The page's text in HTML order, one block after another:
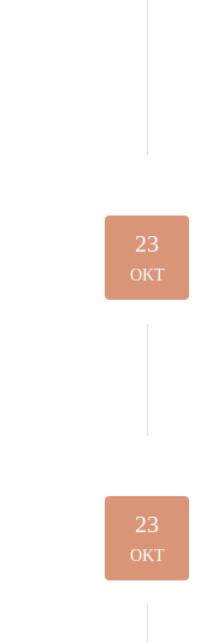
23
OKT
23
OKT